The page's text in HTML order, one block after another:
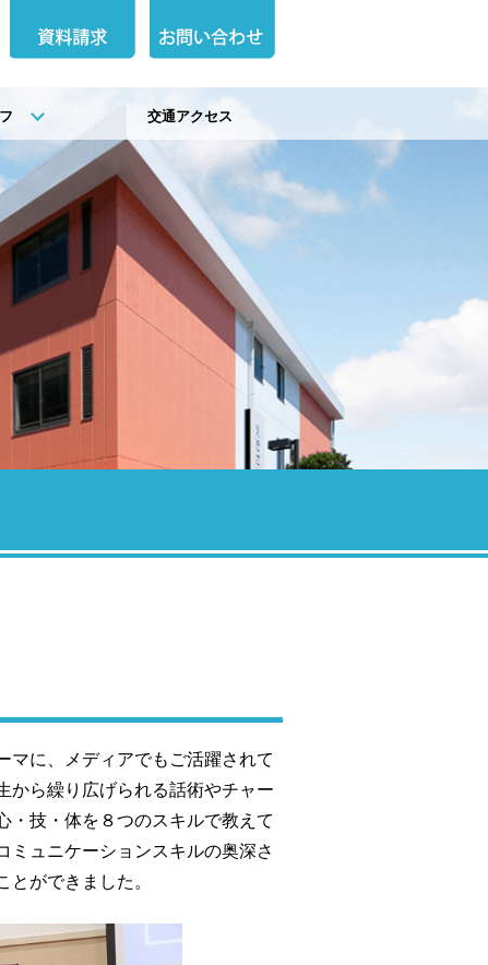
交通アクセス
に、メディアでもご活躍されて
ら繰り広げられる話術やチャー
・技・体を８つのスキルで教えて
ミュニケーションスキルの奥深さ
ができました。